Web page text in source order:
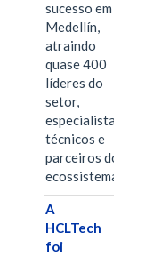
sucesso em
Medellín,
atraindo
quase 400
líderes do
setor,
especialistas
técnicos e
parceiros do
ecossistema.…
A
HCLTech
foi